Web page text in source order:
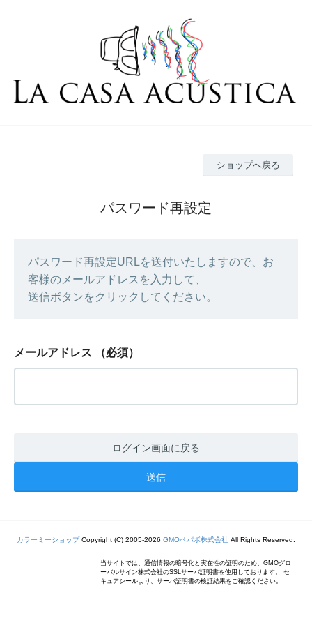
ショップへ戻る
パスワード再設定
パスワード再設定URLを送付いたしますので、お
客様のメールアドレスを入力して、
送信ボタンをクリックしてください。
メールアドレス （必須）
ログイン画面に戻る
カラーミーショップCopyright (C) 2005-2026 GMOペパボ株式会社 All Rights Reserved.
当サイトでは、通信情報の暗号化と実在性の証明のため、GMOグロ
ーバルサイン株式会社のSSLサーバ証明書を使用しております。 セ
キュアシールより、サーバ証明書の検証結果をご確認ください。